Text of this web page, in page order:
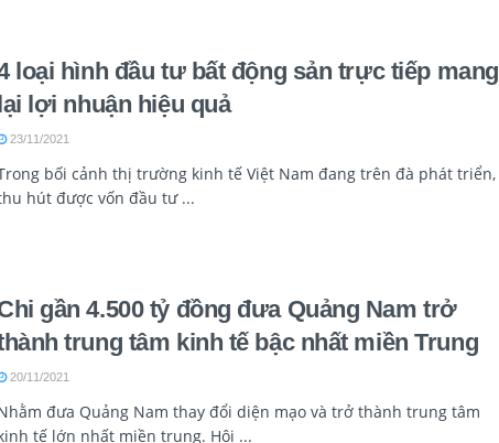
loại hình đầu tư bất động sản trực tiếp mang
lợi nhuận hiệu quả
23/11/2021
bối cảnh thị trường kinh tế Việt Nam đang trên đà phát triển,
hút được vốn đầu tư ...
gần 4.500 tỷ đồng đưa Quảng Nam trở
trung tâm kinh tế bậc nhất miền Trung
20/11/2021
đưa Quảng Nam thay đổi diện mạo và trở thành trung tâm
tế lớn nhất miền trung. Hội ...